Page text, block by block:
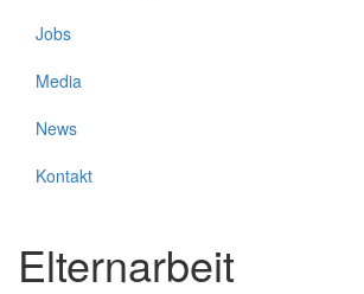
Jobs
Media
News
Kontakt
Elternarbeit